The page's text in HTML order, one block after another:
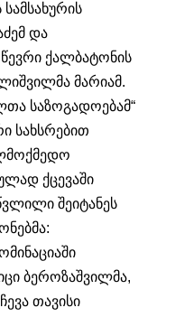
და
ქალბატონის
მარიამ.
საზოგადოებამ“
სახსრებით
ქცევაში
შეიტანეს
ბეროზაშვილმა,
თავისი